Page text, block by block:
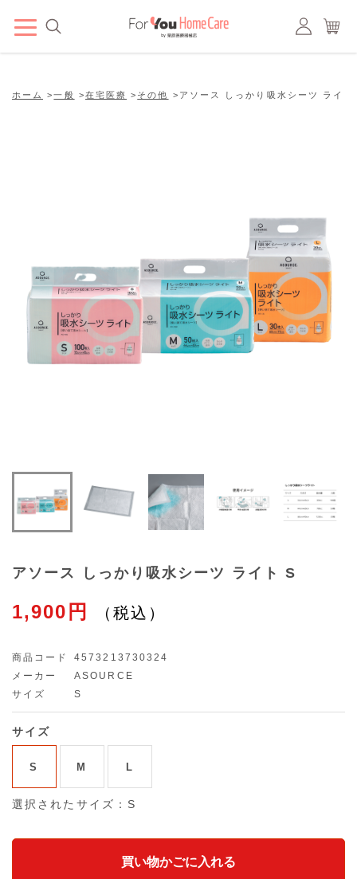
ホーム >一般 >在宅医療 > その他 > アソース しっかり吸水シーツ ライト
アソース しっかり吸水シーツ ライト S
1,900円
商品コード
4573213730324
メーカー
ASOURCE
サイズ
S
サイズ
S M L
選択されたサイズ：S